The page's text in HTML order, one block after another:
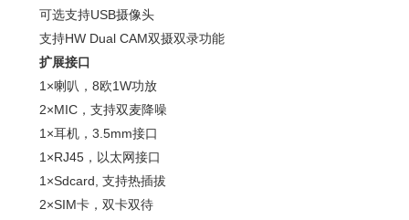
可选支持USB摄像头
支持HW Dual CAM双摄双录功能
扩展接口
1×喇叭，8欧1W功放
2×MIC，支持双麦降噪
1×耳机，3.5mm接口
1×RJ45，以太网接口
1×Sdcard, 支持热插拔
2×SIM卡，双卡双待